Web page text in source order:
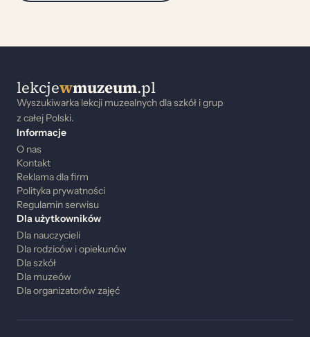
lekcjewmuzeum.pl
Wyszukiwarka lekcji muzealnych dla szkół i grup
z całej Polski.
Informacje
O nas
Kontakt
Reklama dla firm
Polityka prywatności
Regulamin serwisu
Dla użytkowników
Dla nauczycieli
Dla rodziców i opiekunów
Dla szkół
Dla muzeów
Dla organizatorów zajęć